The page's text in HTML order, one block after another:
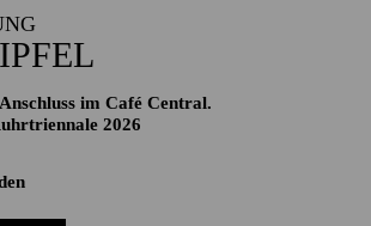
im Café Central.
2026